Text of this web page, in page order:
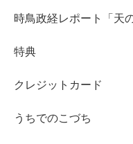
時鳥政経レポート「天
特典
クレジットカード
うちでのこづち